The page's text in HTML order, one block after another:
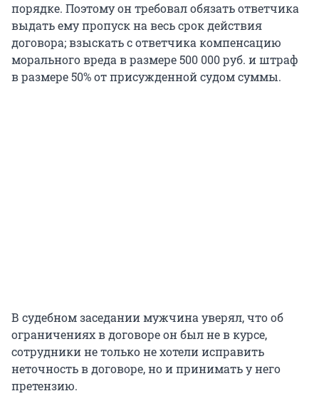
порядке. Поэтому он требовал обязать ответчика
выдать ему пропуск на весь срок действия
договора; взыскать с ответчика компенсацию
морального вреда в размере 500 000 руб. и штраф
в размере 50% от присужденной судом суммы.
В судебном заседании мужчина уверял, что об
ограничениях в договоре он был не в курсе,
сотрудники не только не хотели исправить
неточность в договоре, но и принимать у него
претензию.